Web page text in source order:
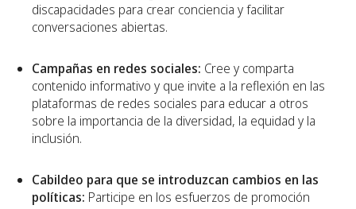
discapacidades para crear conciencia y facilitar
conversaciones abiertas.
Campañas en redes sociales: Cree y comparta
contenido informativo y que invite a la reflexión en las
plataformas de redes sociales para educar a otros
sobre la importancia de la diversidad, la equidad y la
inclusión.
Cabildeo para que se introduzcan cambios en las
políticas: Participe en los esfuerzos de promoción